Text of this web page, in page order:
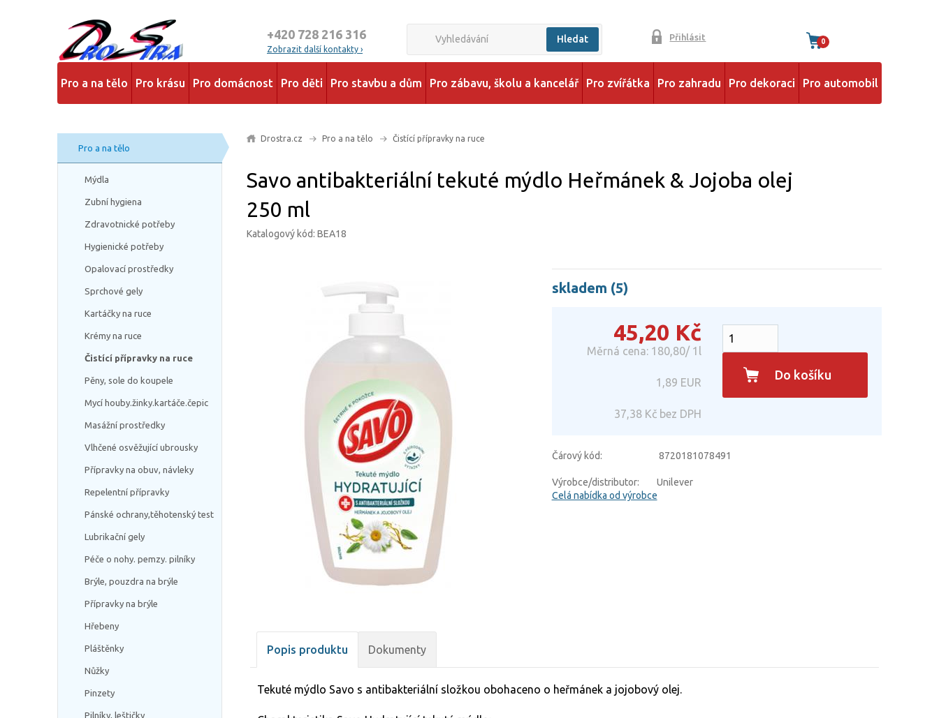
+420 728 216 316
Zobrazit další kontakty ›
Hledat Přihlásit 0
Pro a na tělo Pro krásu Pro domácnost Pro děti Pro stavbu a dům Pro zábavu, školu a kancelář Pro zvířátka Pro zahradu Pro dekoraci Pro automobil
Pro a na tělo
Mýdla
Zubní hygiena
Zdravotnické potřeby
Hygienické potřeby
Opalovací prostředky
Sprchové gely
Kartáčky na ruce
Krémy na ruce
Čistící přípravky na ruce
Pěny, sole do koupele
Mycí houby.žinky.kartáče.čepic
Masážní prostředky
Vlhčené osvěžující ubrousky
Přípravky na obuv, návleky
Repelentní přípravky
Pánské ochrany,těhotenský test
Lubrikační gely
Péče o nohy. pemzy. pilníky
Brýle, pouzdra na brýle
Přípravky na brýle
Hřebeny
Pláštěnky
Nůžky
Pinzety
Pilníky, leštičky
Drostra.cz Pro a na tělo Čistící přípravky na ruce
Savo antibakteriální tekuté mýdlo Heřmánek & Jojoba olej
250 ml
Katalogový kód: BEA18
skladem (5)
45,20 Kč
Měrná cena: 180,80/ 1l
1,89 EUR
37,38 Kč bez DPH
Do košíku
Čárový kód: 8720181078491
Výrobce/distributor:
Unilever
Celá nabídka od výrobce
Popis produktu Dokumenty
Tekuté mýdlo Savo s antibakteriální složkou obohaceno o heřmánek a jojobový olej.